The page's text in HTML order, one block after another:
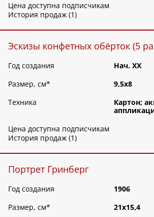
Цена доступна подписчикам
История продаж (1)
Эскизы конфетных обёрток (5
Год создания
Нач. XX
Размер, см*
9,5х8
Техника
Картон;
Цена доступна подписчикам
История продаж (1)
Портрет Гринберг
Год создания
1906
Размер, см*
21х15,4